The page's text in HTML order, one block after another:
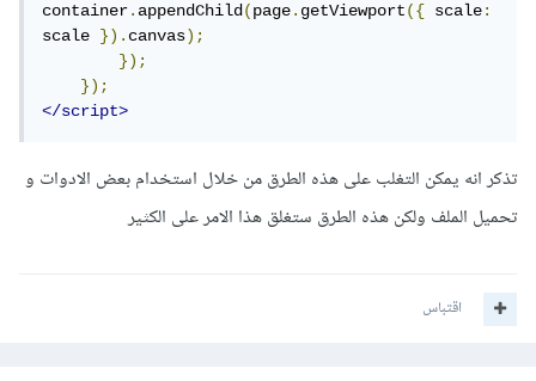
container.appendChild(page.getViewport({ scale:
scale }).canvas);
});
});
</script>
تذكر انه يمكن التغلب على هذه الطرق من خلال استخدام بعض الادوات و
تحميل الملف ولكن هذه الطرق ستغلق هذا الامر على الكثير
اقتباس